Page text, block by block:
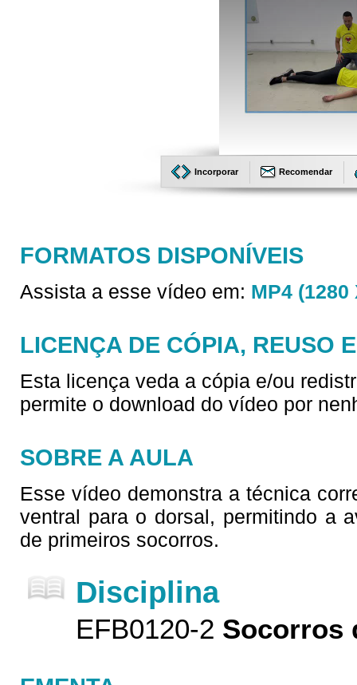
Incorporar Recomendar
FORMATOS DISPONÍVEIS
Assista a esse vídeo em: MP4 (1280
LICENÇA DE CÓPIA, REUSO
Esta licença veda a cópia e/ou
permite o download do vídeo por
SOBRE A AULA
Esse vídeo demonstra a técnica
ventral para o dorsal, permitindo a
de primeiros socorros.
Disciplina
EFB0120-2 Socorros